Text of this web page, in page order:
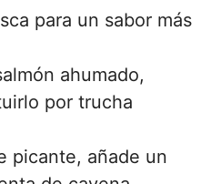
para un sabor más
ahumado,
por trucha
picante, añade un